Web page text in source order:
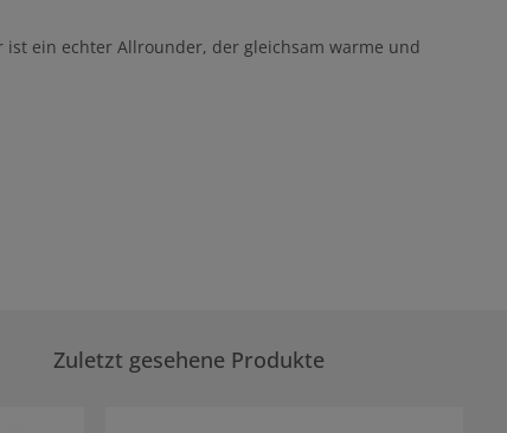
ein echter Allrounder, der gleichsam warme und
Zuletzt gesehene Produkte